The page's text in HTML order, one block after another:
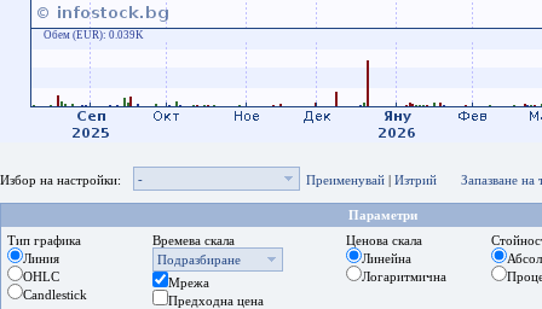
Обем (EUR): 0.039K
Избор на настройки: - Преименувай | Изтрий Запазване на
Параметри
Тип графика
Линия
OHLC
Candlestick
Времева скала
Подразбиране
Мрежа
Предходна цена
Ценова скала
Линейна
Логаритмична